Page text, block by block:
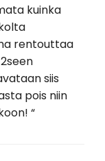
kuinka
rentouttaa
siis
pois niin
“